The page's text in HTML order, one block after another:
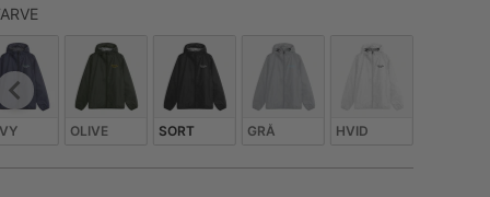
FARVE
OLIVE SORT GRÅ HVID